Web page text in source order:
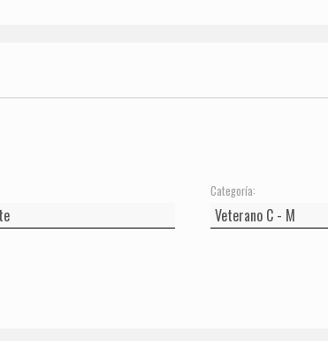
Categoría: